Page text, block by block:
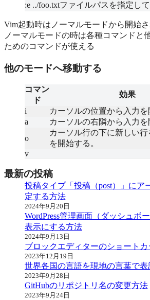
:e ../foo.txtファイルパスを指定して
Vim起動時はノーマルモードから開始さ
ノーマルモードの時は各種コマンドと
ためのコマンドが使える
他のモードへ移動する
コマン
ド
効果
i
カーソルの位置から入力を
a
カーソルの右隣から入力を
o
カーソル行の下に新しい
を開始する。
v
最新の投稿
投稿タイプ「投稿（post）」にア
定する方法
2024年9月20日
WordPress管理画面（ダッシュボ
表示にする方法
2024年9月13日
ブロックエディターのショートカ
2023年12月19日
世界各国の言語を現地の言葉で表
2023年9月28日
GitHubのリポジトリ名の変更方法
2023年9月24日